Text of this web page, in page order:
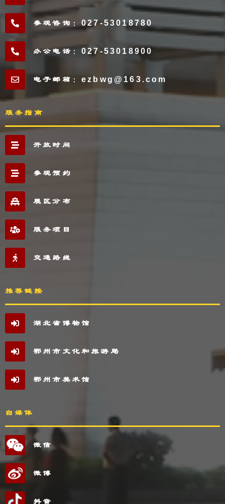
参观咨询：027-53018780
办公电话：027-53018900
电子邮箱：ezbwg@163.com
服务指南
开放时间
参观预约
展区分布
服务项目
交通路线
推荐链接
湖北省博物馆
鄂州市文化和旅游局
鄂州市美术馆
自媒体
微信
微博
抖音